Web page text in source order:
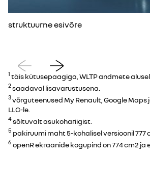
struktuurne esivõre
Eelmine
Järgmine
1 täis kütusepaagiga, WLTP andmete alusel.
2saadaval lisavarustusena.
3võrguteenused My Renault, Google
LLC-le.
4sõltuvalt asukohariigist.
5 pakiruumi maht 5-kohalisel versioonil 777
6 openR ekraanide kogupind on 774 cm2 ja